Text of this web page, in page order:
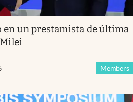
en un prestamista de última
Members